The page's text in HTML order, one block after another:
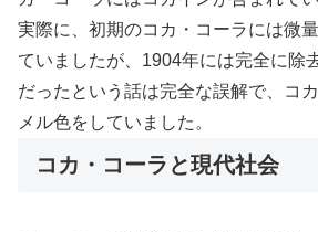
実際に、初期のコカ・コーラには微
ていましたが、1904年には完全に除
だったという話は完全な誤解で、コ
メル色をしていました。
コカ・コーラと現代社会